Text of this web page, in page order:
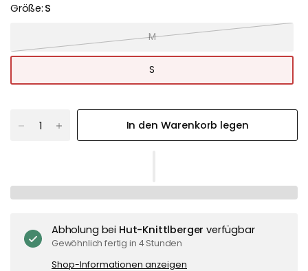
Größe: S
M
S
In den Warenkorb legen
Abholung bei Hut-Knittlberger verfügbar
Gewöhnlich fertig in 4 Stunden
Shop-Informationen anzeigen